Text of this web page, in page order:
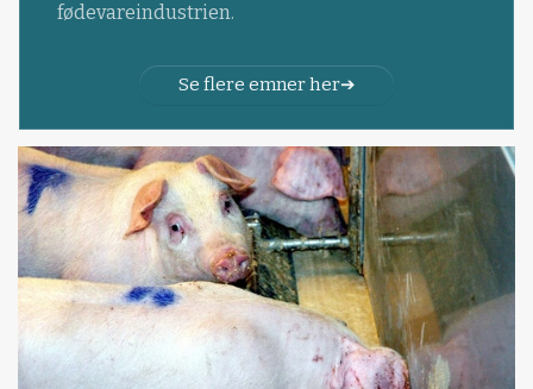
fødevareindustrien.
Se flere emner her